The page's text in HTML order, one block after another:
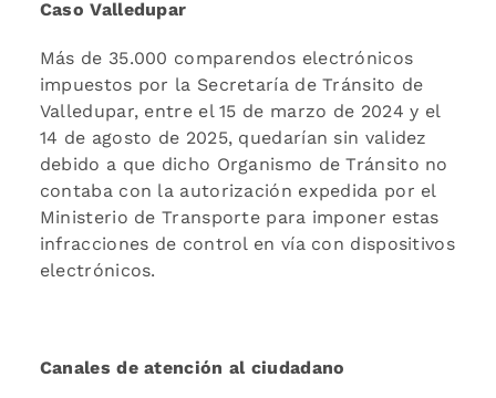
Caso Valledupar
Más de 35.000 comparendos electrónicos
impuestos por la Secretaría de Tránsito de
Valledupar, entre el 15 de marzo de 2024 y el
14 de agosto de 2025, quedarían sin validez
debido a que dicho Organismo de Tránsito no
contaba con la autorización expedida por el
Ministerio de Transporte para imponer estas
infracciones de control en vía con dispositivos
electrónicos.
Canales de atención al ciudadano